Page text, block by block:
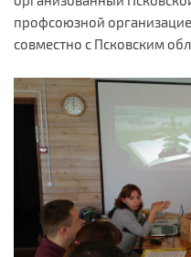
профсоюзной
совместно с Псковским